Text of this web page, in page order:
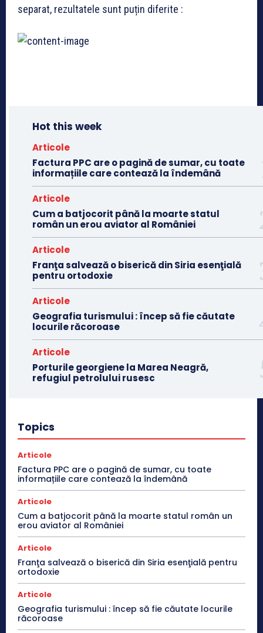
separat, rezultatele sunt puțin diferite :
Hot this week
Articole
Factura PPC are o pagină de sumar, cu toate
informațiile care contează la îndemână
Articole
Cum a batjocorit până la moarte statul
român un erou aviator al României
Articole
Franţa salvează o biserică din Siria esenţială
pentru ortodoxie
Articole
Geografia turismului : încep să fie căutate
locurile răcoroase
Articole
Porturile georgiene la Marea Neagră,
refugiul petrolului rusesc
Topics
Articole
Factura PPC are o pagină de sumar, cu toate
informațiile care contează la îndemână
Articole
Cum a batjocorit până la moarte statul român un
erou aviator al României
Articole
Franţa salvează o biserică din Siria esenţială pentru
ortodoxie
Articole
Geografia turismului : încep să fie căutate locurile
răcoroase